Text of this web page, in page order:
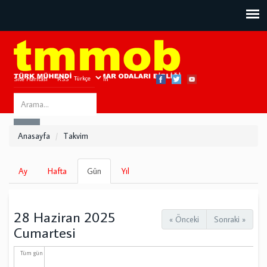
Site Haritası RSS Bize Ulaşın
Search
this
Anasayfa Takvim
Birincil
sekmeler
Ay Hafta Gün
sekme)
Yıl
« Önceki Sonraki »
28 Haziran 2025
Cumartesi
Tüm gün